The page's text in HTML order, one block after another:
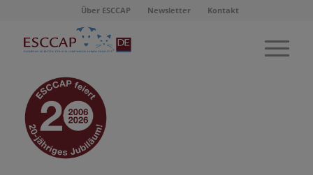
Über ESCCAP Newsletter Kontakt